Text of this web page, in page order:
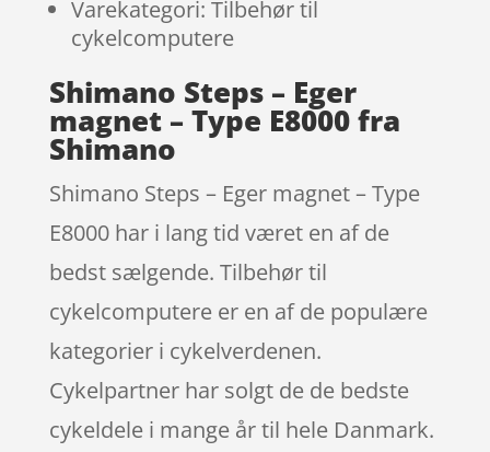
Varekategori: Tilbehør til
cykelcomputere
Shimano Steps – Eger
magnet – Type E8000 fra
Shimano
Shimano Steps – Eger magnet – Type
E8000 har i lang tid været en af de
bedst sælgende. Tilbehør til
cykelcomputere er en af de populære
kategorier i cykelverdenen.
Cykelpartner har solgt de de bedste
cykeldele i mange år til hele Danmark.